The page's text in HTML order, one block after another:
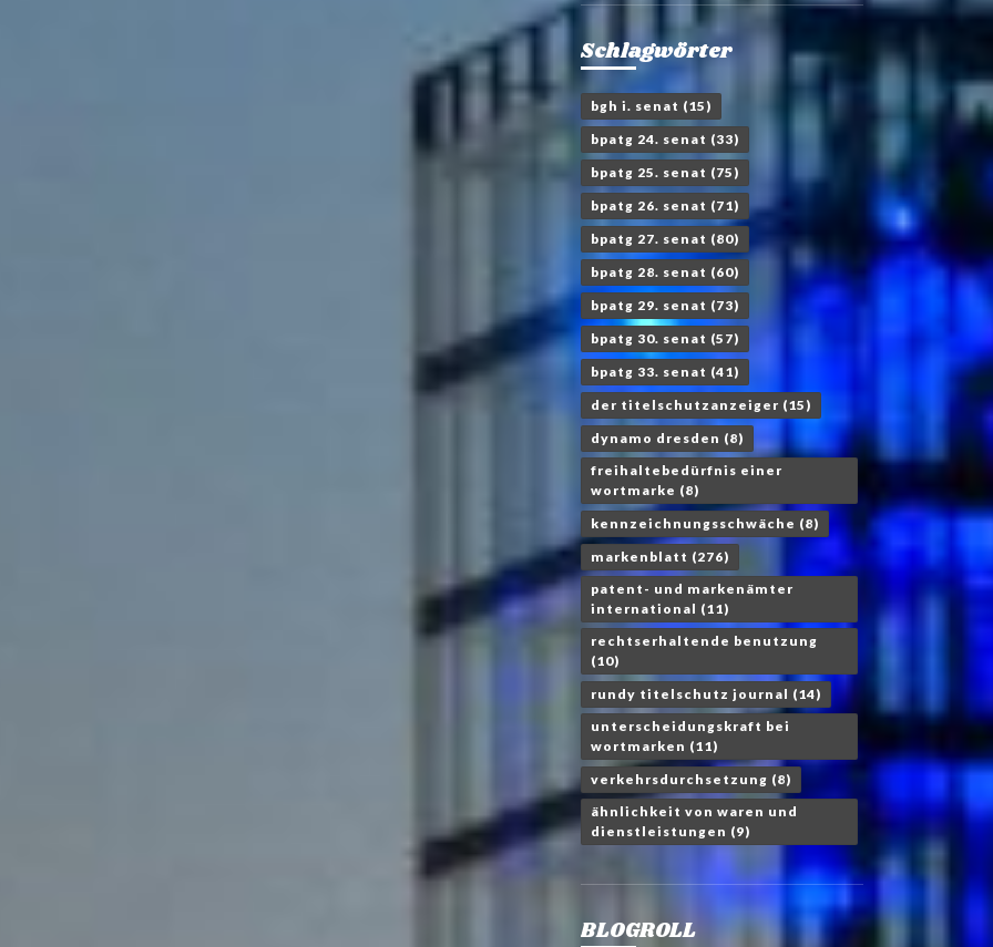
Schlagwörter
bgh i. senat (15)
bpatg 24. senat (33)
bpatg 25. senat (75)
bpatg 26. senat (71)
bpatg 27. senat (80)
bpatg 28. senat (60)
bpatg 29. senat (73)
bpatg 30. senat (57)
bpatg 33. senat (41)
der titelschutzanzeiger (15)
dynamo dresden (8)
freihaltebedürfnis einer
wortmarke (8)
kennzeichnungsschwäche (8)
markenblatt (276)
patent- und markenämter
international (11)
rechtserhaltende benutzung
(10)
rundy titelschutz journal (14)
unterscheidungskraft bei
wortmarken (11)
verkehrsdurchsetzung (8)
ähnlichkeit von waren und
dienstleistungen (9)
BLOGROLL